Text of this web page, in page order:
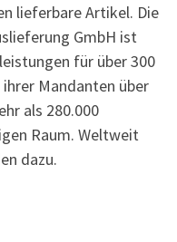
lieferbare Artikel. Die
GmbH ist
für über 300
Mandanten über
als 280.000
Raum. Weltweit
dazu.